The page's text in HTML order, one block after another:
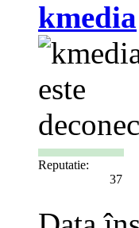
kmedia
Reputatie:
37